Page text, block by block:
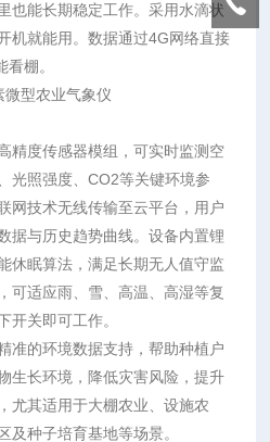
也能长期稳定工作。采用水滴状
机就能用。数据通过4G网络直接
棚。
精度传感器模组，可实时监测空
光照强度、CO2等关键环境参
网技术无线传输至云平台，用户
据与历史趋势曲线。设备内置锂
休眠算法，满足长期无人值守监
可适应雨、雪、高温、高湿等复
开关即可工作。
准的环境数据支持，帮助种植户
生长环境，降低灾害风险，提升
尤其适用于大棚农业、设施农
及种子培育基地等场景。